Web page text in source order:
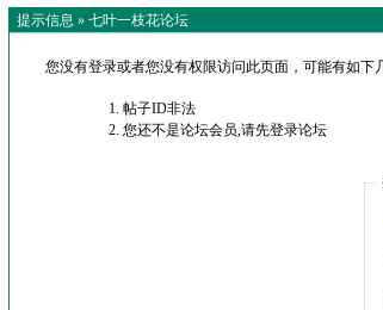
提示信息 » 七叶一枝花论坛
您没有登录或者您没有权限访问此页面，可能有如下
帖子ID非法
您还不是论坛会员,请先登录论坛